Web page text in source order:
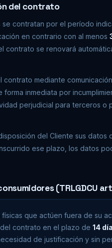
del contrato
se contratan por el período
en contrario con al menos
contrato se renovará
mediante
inmediata por
perjudicial para terceros o
del Cliente sus datos
ese plazo, los datos
(TRLGDCU
físicas que actúen fuera de su
contrato en el plazo de 14
de justificación y sin